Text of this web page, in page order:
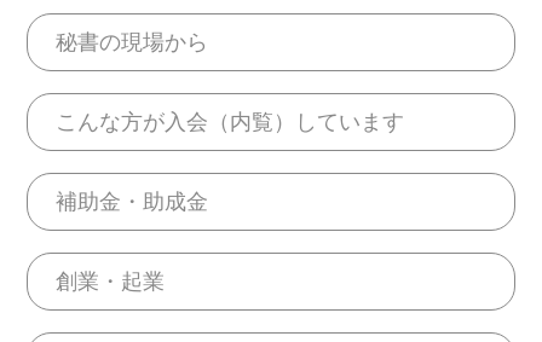
秘書の現場から
こんな方が入会（内覧）しています
補助金・助成金
創業・起業